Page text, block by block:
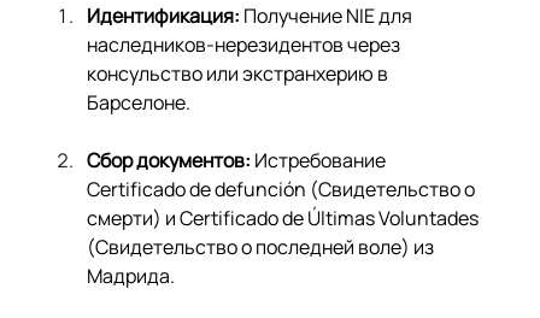
Идентификация: Получение NIE для
наследников-нерезидентов через
консульство или экстранхерию в
Барселоне.
Сбор документов: Истребование
Certificado de defunción (Свидетельство о
смерти) и Certificado de Últimas Voluntades
(Свидетельство о последней воле) из
Мадрида.